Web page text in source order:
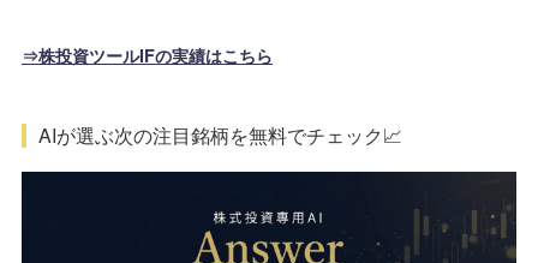
⇒株投資ツールIFの実績はこちら
AIが選ぶ次の注目銘柄を無料でチェック📈